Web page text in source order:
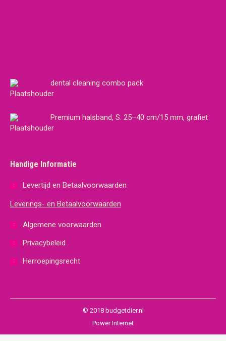
dental cleaning combo pack
Premium halsband, S: 25–40 cm/15 mm, grafiet
Handige Informatie
Levertijd en Betaalvoorwaarden
Leverings- en Betaalvoorwaarden
Algemene voorwaarden
Privacybeleid
Herroepingsrecht
© 2018 budgetdier.nl
Power Internet